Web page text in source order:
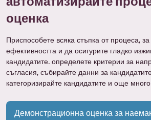
оценка
Приспособете всяка стъпка от процеса,
ефективността и да осигурите гладко
кандидатите. определете критерии за
съгласия, събирайте данни за
категоризирайте кандидатите и още
Демонстрационна оценка за